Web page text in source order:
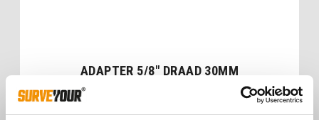
ADAPTER 5/8″ DRAAD 30MM
€11,00